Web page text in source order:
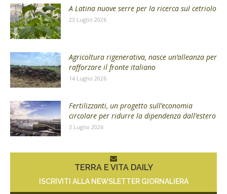
A Latina nuove serre per la ricerca sul cetriolo
23 Luglio 2026
Agricoltura rigenerativa, nasce un’alleanza per
rafforzare il fronte italiano
14 Luglio 2026
Fertilizzanti, un progetto sull’economia
circolare per ridurre la dipendenza dall’estero
3 Luglio 2026
TERRA E VITA DAILY
ISCRIVITI ALLA NEWSLETTER GIORNALIERA